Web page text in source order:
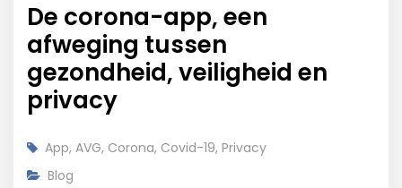
De corona-app, een
afweging tussen
gezondheid, veiligheid en
privacy
App, AVG, Corona, Covid-19, Privacy
Blog